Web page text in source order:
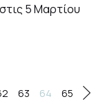
5 Μαρτίου
63 64 65